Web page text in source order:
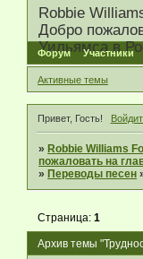
Robbie
Добро
Уильямса в
Форум Участники
Активные темы
Привет, Гость!
» Robbie Williams
пожаловать на
» Переводы песен
Архив темы
Страница:1